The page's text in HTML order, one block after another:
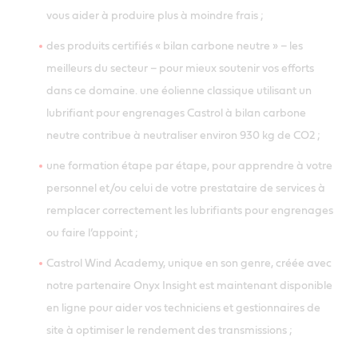
vous aider à produire plus à moindre frais ;
des produits certifiés « bilan carbone neutre » – les
meilleurs du secteur – pour mieux soutenir vos efforts
dans ce domaine. une éolienne classique utilisant un
lubrifiant pour engrenages Castrol à bilan carbone
neutre contribue à neutraliser environ 930 kg de CO2 ;
une formation étape par étape, pour apprendre à votre
personnel et/ou celui de votre prestataire de services à
remplacer correctement les lubrifiants pour engrenages
ou faire l’appoint ;
Castrol Wind Academy, unique en son genre, créée avec
notre partenaire Onyx Insight est maintenant disponible
en ligne pour aider vos techniciens et gestionnaires de
site à optimiser le rendement des transmissions ;